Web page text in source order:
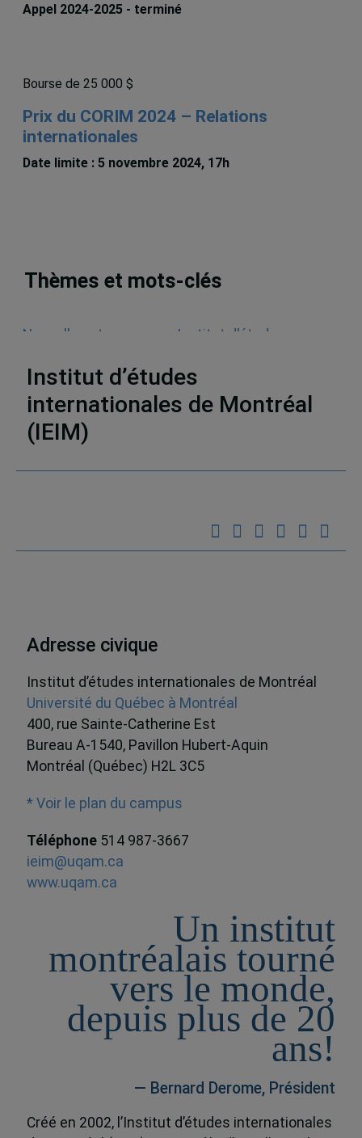
Appel 2024-2025 - terminé
Bourse de 25 000 $
Prix du CORIM 2024 – Relations
internationales
Date limite : 5 novembre 2024, 17h
Thèmes et mots-clés
Nouvelles et annonces
Institut d'études
Institut d’études
internationales de Montréal
(IEIM)
Adresse civique
Institut d’études internationales de Montréal
Université du Québec à Montréal
400, rue Sainte-Catherine Est
Bureau A-1540, Pavillon Hubert-Aquin
Montréal (Québec) H2L 3C5
* Voir le plan du campus
Téléphone 514 987-3667
ieim@uqam.ca
www.uqam.ca
Un institut
montréalais tourné
vers le monde,
depuis plus de 20
ans!
— Bernard Derome, Président
Créé en 2002, l’Institut d’études internationales